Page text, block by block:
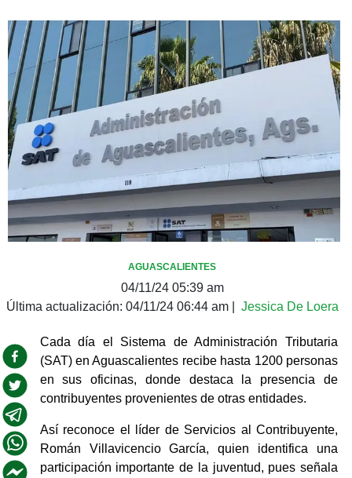
AGUASCALIENTES
04/11/24 05:39 am
Última actualización: 04/11/24 06:44 am| Jessica De Loera
Cada día el Sistema de Administración Tributaria
(SAT) en Aguascalientes recibe hasta 1200 personas
en sus oficinas, donde destaca la presencia de
contribuyentes provenientes de otras entidades.
Así reconoce el líder de Servicios al Contribuyente,
Román Villavicencio García, quien identifica una
participación importante de la juventud, pues señala